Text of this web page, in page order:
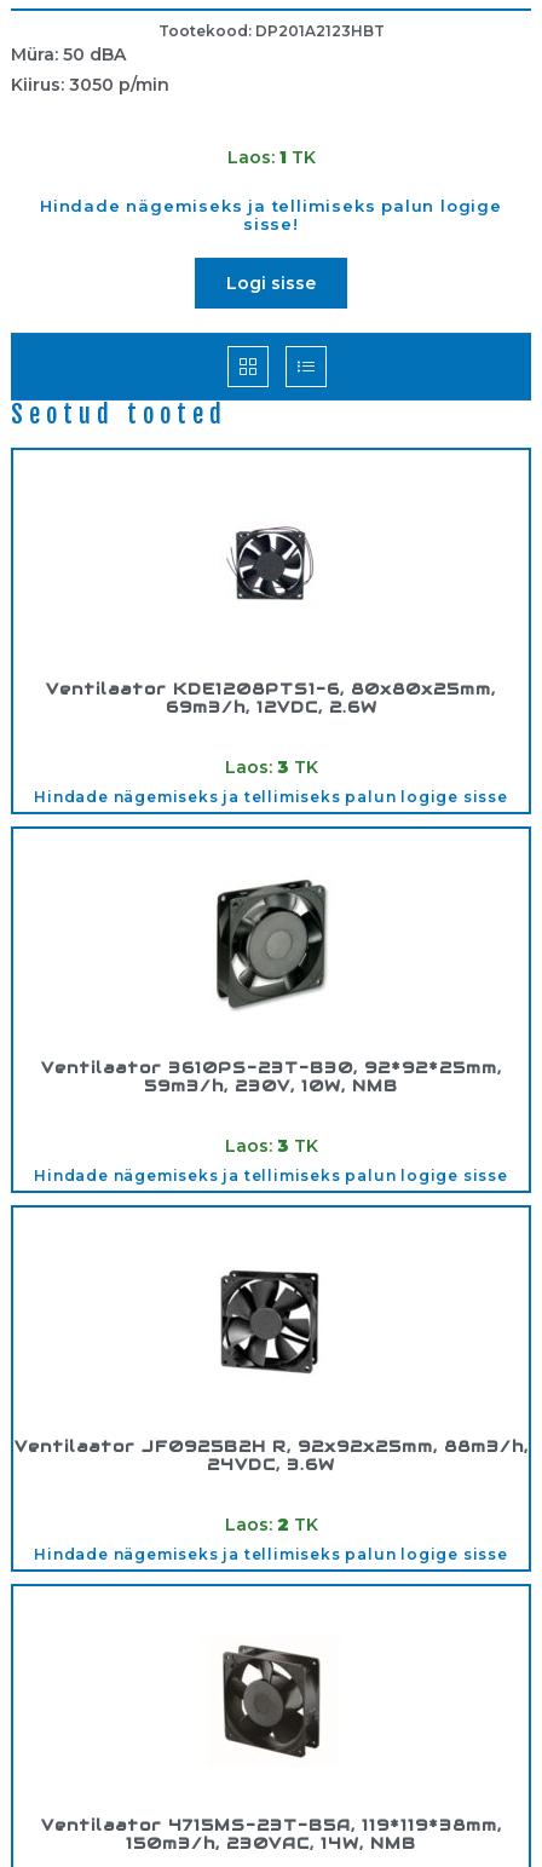
Tootekood: DP201A2123HBT
Müra: 50 dBA
Kiirus: 3050 p/min
Laos: 1TK
Hindade nägemiseks ja tellimiseks palun logige
sisse!
Logi sisse
Seotud tooted
Ventilaator KDE1208PTS1-6, 80x80x25mm,
69m3/h, 12VDC, 2.6W
Laos: 3 TK
Hindade nägemiseks ja tellimiseks palun logige sisse
Ventilaator 3610PS-23T-B30, 92*92*25mm,
59m3/h, 230V, 10W, NMB
Laos: 3 TK
Hindade nägemiseks ja tellimiseks palun logige sisse
Ventilaator JF0925B2H R, 92x92x25mm, 88m3/h,
24VDC, 3.6W
Laos: 2 TK
Hindade nägemiseks ja tellimiseks palun logige sisse
Ventilaator 4715MS-23T-B5A, 119*119*38mm,
150m3/h, 230VAC, 14W, NMB